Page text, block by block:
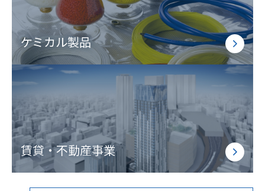
ケミカル製品
賃貸・不動産事業